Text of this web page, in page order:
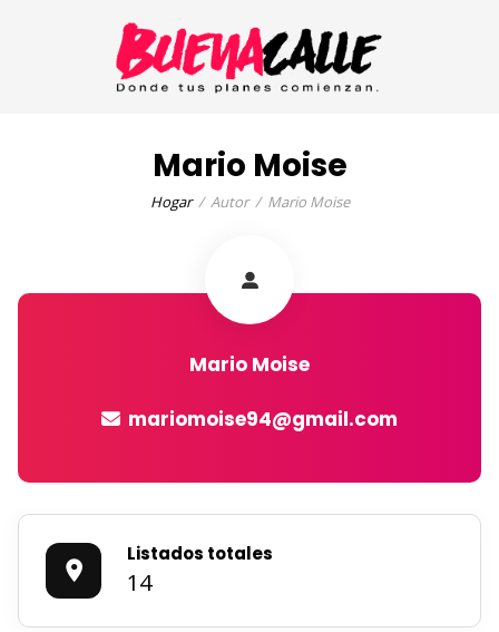
Mario Moise
Hogar Autor Mario Moise
Mario Moise
mariomoise94@gmail.com
Listados totales
14